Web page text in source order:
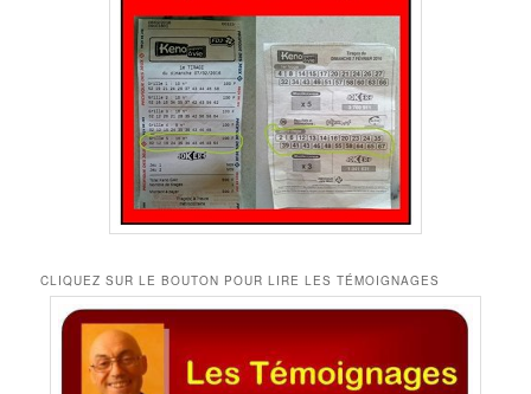
CLIQUEZ SUR LE BOUTON POUR LIRE LES TÉMOIGNAGES